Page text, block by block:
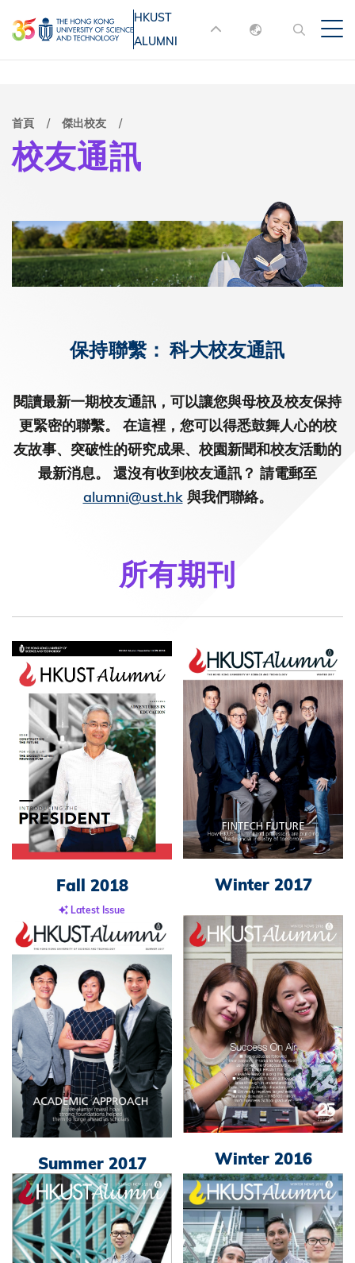
至
主
MORE ABOUT HKUST
UNIVERSITY NEWS
ACADEMIC
LIFE@HKUST
MAP & DIRECTIONS
HKUST
ALUMNI
English
導
航
結
首頁 傑出校友
校友通訊
保持聯繫： 科大校友通訊
閱讀最新一期校友通訊，可以讓您與母校及校友保持
更緊密的聯繫。 在這裡，您可以得悉鼓舞人心的校
友故事、突破性的研究成果、校園新聞和校友活動的
最新消息。 還沒有收到校友通訊？ 請電郵至
alumni@ust.hk與我們聯絡。
所有期刊
Fall 2018
Latest Issue
Winter 2017
Summer 2017 Winter 2016